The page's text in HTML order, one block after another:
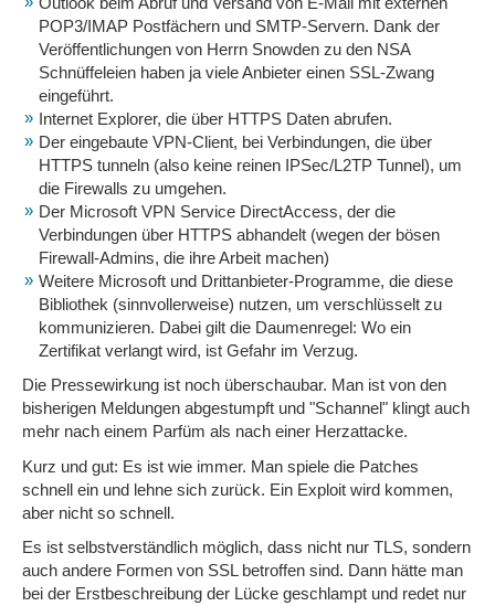
POP3/IMAP Postfächern und SMTP-Servern. Dank der
Veröffentlichungen von Herrn Snowden zu den NSA
Schnüffeleien haben ja viele Anbieter einen SSL-Zwang
eingeführt.
Internet Explorer, die über HTTPS Daten abrufen.
Der eingebaute VPN-Client, bei Verbindungen, die über
HTTPS tunneln (also keine reinen IPSec/L2TP Tunnel), um
die Firewalls zu umgehen.
Der Microsoft VPN Service DirectAccess, der die
Verbindungen über HTTPS abhandelt (wegen der bösen
Firewall-Admins, die ihre Arbeit machen)
Weitere Microsoft und Drittanbieter-Programme, die diese
Bibliothek (sinnvollerweise) nutzen, um verschlüsselt zu
kommunizieren. Dabei gilt die Daumenregel: Wo ein
Zertifikat verlangt wird, ist Gefahr im Verzug.
Die Pressewirkung ist noch überschaubar. Man ist von den
bisherigen Meldungen abgestumpft und "Schannel" klingt auch
mehr nach einem Parfüm als nach einer Herzattacke.
Kurz und gut: Es ist wie immer. Man spiele die Patches
schnell ein und lehne sich zurück. Ein Exploit wird kommen,
aber nicht so schnell.
Es ist selbstverständlich möglich, dass nicht nur TLS, sondern
auch andere Formen von SSL betroffen sind. Dann hätte man
bei der Erstbeschreibung der Lücke geschlampt und redet nur